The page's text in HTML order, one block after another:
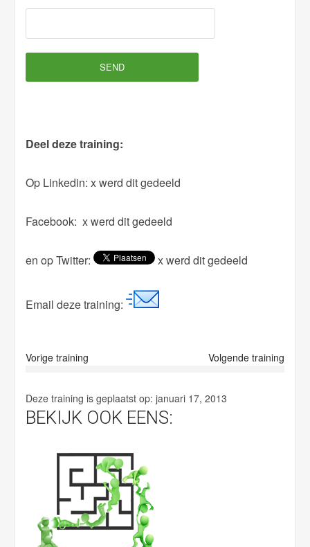
l
e
i
f
e
d
m
y
Deel deze training:
Op Linkedin:x werd dit gedeeld
Facebook: x werd dit gedeeld
en op Twitter: x werd dit gedeeld
Email deze training:
Vorige training Volgende training
Deze training is geplaatst op:januari 17, 2013
BEKIJK OOK EENS: